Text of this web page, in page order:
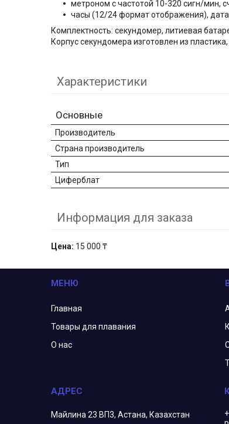
метроном с частотой 10-320 сигн/мин,
часы (12/24 формат отображения),
Комплектность: секундомер, литиевая
Корпус секундомера изготовлен из
Характеристики
Основные
Производитель
Страна производитель
Тип
Циферблат
Информация для заказа
Цена: 15 000 ₸
МЕНЮ
Главная
Товары для плавания
О нас
Майлина 23 ВП3, Астана, Казахстан